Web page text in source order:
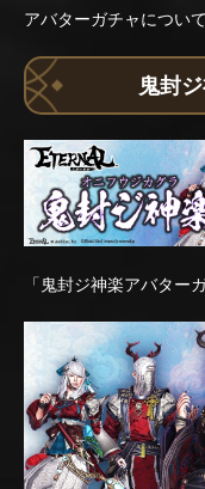
アバターガチャについ
鬼封
「鬼封ジ神楽アバター